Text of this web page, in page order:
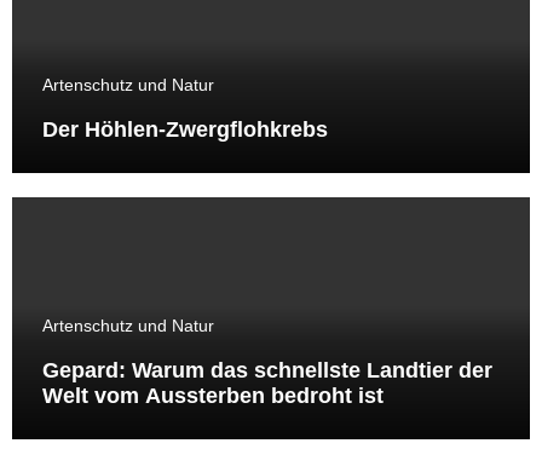
Artenschutz und Natur
Der Höhlen-Zwergflohkrebs
Artenschutz und Natur
Gepard: Warum das schnellste Landtier der
Welt vom Aussterben bedroht ist